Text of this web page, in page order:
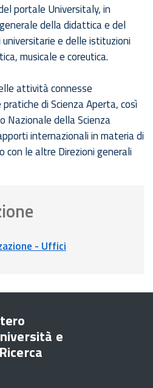
portale Universitaly, in
della didattica e del
e delle istituzioni
musicale e coreutica.
attività connesse
di Scienza Aperta, così
Nazionale della Scienza
internazionali in materia di
con le altre Direzioni generali
- Uffici
e